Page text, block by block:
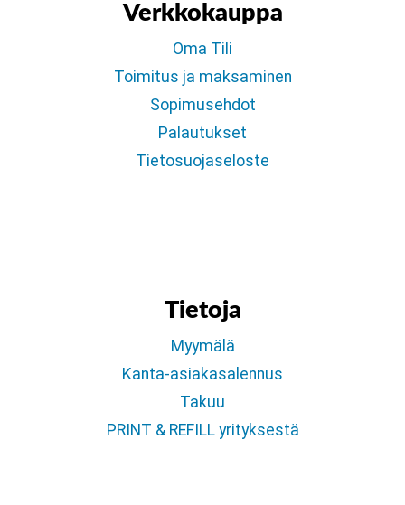
Verkkokauppa
Oma Tili
Toimitus ja maksaminen
Sopimusehdot
Palautukset
Tietosuojaseloste
Tietoja
Myymälä
Kanta-asiakasalennus
Takuu
PRINT & REFILL yrityksestä